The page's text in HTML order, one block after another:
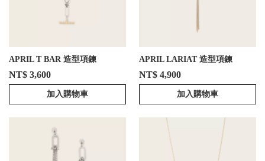
APRIL T BAR 造型項鍊
NT$ 3,600
加入購物車
APRIL LARIAT 造型項鍊
NT$ 4,900
加入購物車